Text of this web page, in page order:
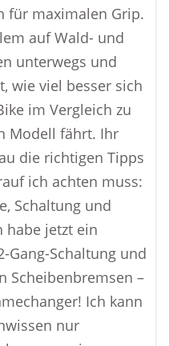
für maximalen Grip.
auf Wald- und
unterwegs und
wie viel besser sich
im Vergleich zu
Modell fährt. Ihr
die richtigen Tipps
ich achten muss:
Schaltung und
habe jetzt ein
Gang-Schaltung und
Scheibenbremsen –
Ich kann
nur